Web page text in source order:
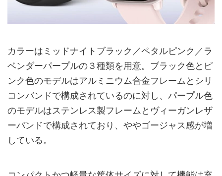
カラーはミッドナイトブラック／ペタルピンク／ラ
ベンダーパープルの３種類を用意。ブラック色とピ
ンク色のモデルはアルミニウム合金フレームとシリ
コンバンドで構成されているのに対し、パープル色
のモデルはステンレス製フレームとヴィーガンレザ
ーバンドで構成されており、ややゴージャス感が増
している。